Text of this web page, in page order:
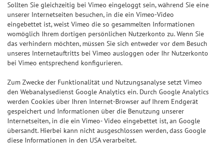
Sollten Sie gleichzeitig bei Vimeo eingeloggt sein, während Sie eine
unserer Internetseiten besuchen, in die ein Vimeo-Video
eingebettet ist, weist Vimeo die so gesammelten Informationen
womöglich Ihrem dortigen persönlichen Nutzerkonto zu. Wenn Sie
das verhindern möchten, müssen Sie sich entweder vor dem Besuch
unseres Internetauftritts bei Vimeo ausloggen oder Ihr Nutzerkonto
bei Vimeo entsprechend konfigurieren.
Zum Zwecke der Funktionalität und Nutzungsanalyse setzt Vimeo
den Webanalysedienst Google Analytics ein. Durch Google Analytics
werden Cookies über Ihren Internet-Browser auf Ihrem Endgerät
gespeichert und Informationen über die Benutzung unserer
Internetseiten, in die ein Vimeo- Video eingebettet ist, an Google
übersandt. Hierbei kann nicht ausgeschlossen werden, dass Google
diese Informationen in den USA verarbeitet.